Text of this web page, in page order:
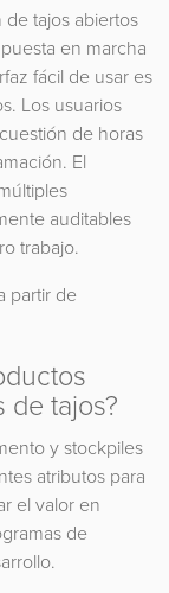
tajos abiertos
en marcha
fácil de usar es
Los usuarios
de horas
El
auditables
trabajo.
partir de
de tajos?
y stockpiles
atributos para
el valor en
de